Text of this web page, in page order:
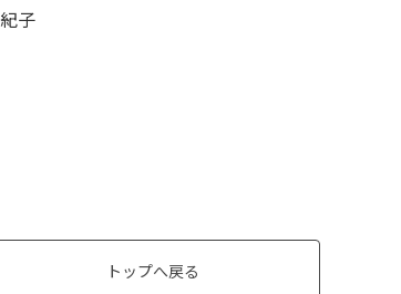
子
トップへ戻る